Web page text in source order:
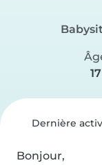
17
Dernière
Bonjour,